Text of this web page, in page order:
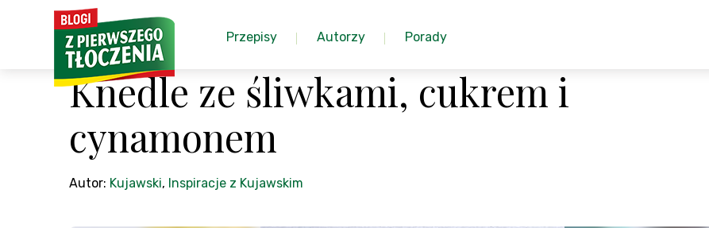
Przepisy Autorzy Porady
Knedle ze śliwkami, cukrem i
cynamonem
Autor: Kujawski, Inspiracje z Kujawskim